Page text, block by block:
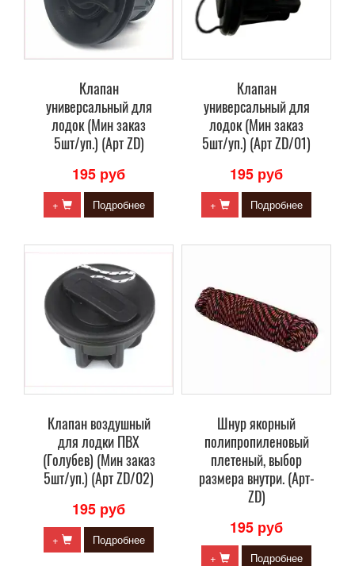
Клапан
универсальный для
лодок (Мин заказ
5шт/уп.) (Арт ZD)
195 руб
+ Подробнее
Клапан
универсальный для
лодок (Мин заказ
5шт/уп.) (Арт ZD/01)
195 руб
+ Подробнее
Клапан воздушный
для лодки ПВХ
(Голубев) (Мин заказ
5шт/уп.) (Арт ZD/02)
195 руб
+ Подробнее
Шнур якорный
полипропиленовый
плетеный, выбор
размера внутри. (Арт-
ZD)
195 руб
+ Подробнее